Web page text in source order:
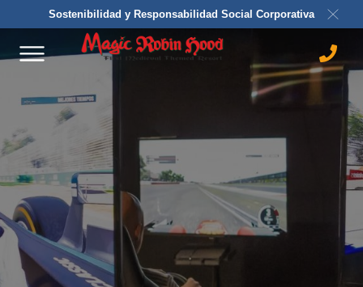
Sostenibilidad y Responsabilidad Social Corporativa